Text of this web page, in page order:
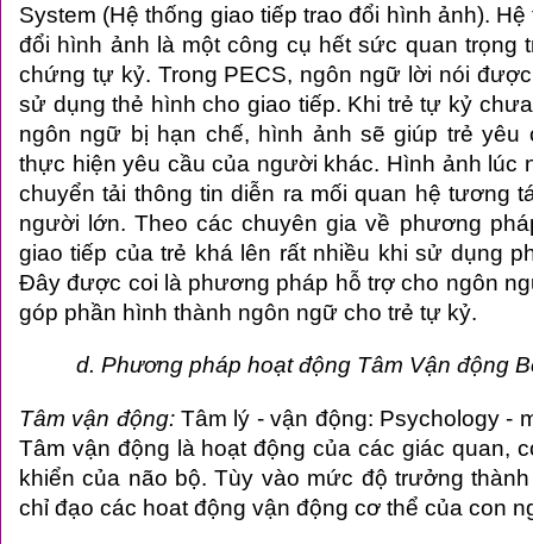
System (Hệ thống giao tiếp trao đổi hình ảnh).
đổi hình ảnh là một công cụ hết sức quan trọng
chứng tự kỷ. Trong PECS, ngôn ngữ lời nói
sử dụng thẻ hình cho giao tiếp. Khi trẻ tự kỷ
ngôn ngữ bị hạn chế, hình ảnh sẽ giúp trẻ yêu
thực hiện yêu cầu của người khác. Hình ảnh lúc
chuyển tải thông tin diễn ra mối quan hệ tương
người lớn. Theo các chuyên gia về phương
giao tiếp của trẻ khá lên rất nhiều khi sử dụng
Đây được coi là phương pháp hỗ trợ cho ngôn
góp phần hình thành ngôn ngữ cho trẻ tự kỷ.
d. Phương pháp hoạt động Tâm Vận động
Tâm vận động:Tâm lý - vận động: Psychology -
Tâm vận động là hoạt động của các giác quan,
khiển của não bộ. Tùy vào mức độ trưởng
chỉ đạo các hoat động vận động cơ thể của con